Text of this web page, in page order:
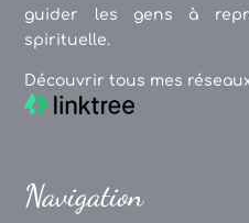
guider les gens à
spirituelle.
Découvrir tous mes
Navigation